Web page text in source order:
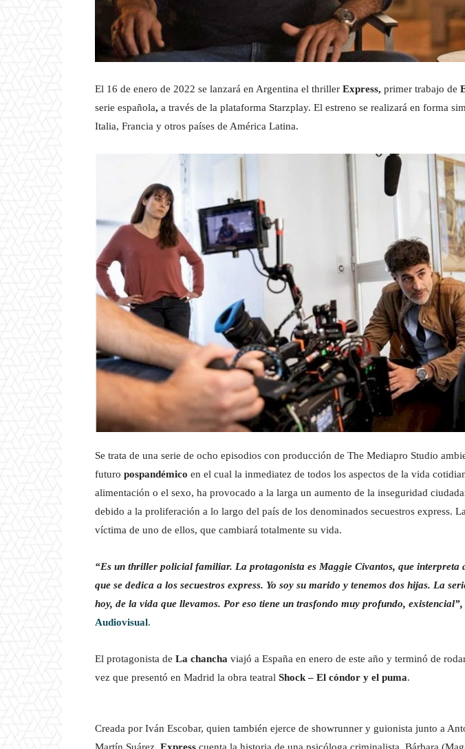
El 16 de enero de 2022 se lanzará en Argentina el thriller Express, primer trabajo de
serie española, a través de la plataforma Starzplay. El estreno se realizará en forma
Italia, Francia y otros países de América Latina.
Se trata de una serie de ocho episodios con producción de The Mediapro Studio
futuro pospandémico en el cual la inmediatez de todos los aspectos de la vida
alimentación o el sexo, ha provocado a la larga un aumento de la inseguridad
debido a la proliferación a lo largo del país de los denominados secuestros express.
víctima de uno de ellos, que cambiará totalmente su vida.
“Es un thriller policial familiar. La protagonista es Maggie Civantos, que interpreta
que se dedica a los secuestros express. Yo soy su marido y tenemos dos hijas. La
hoy, de la vida que llevamos. Por eso tiene un trasfondo muy profundo, existencial”,
Audiovisual.
El protagonista de La chancha viajó a España en enero de este año y terminó de
vez que presentó en Madrid la obra teatral Shock – El cóndor y el puma.
Creada por Iván Escobar, quien también ejerce de showrunner y guionista junto a